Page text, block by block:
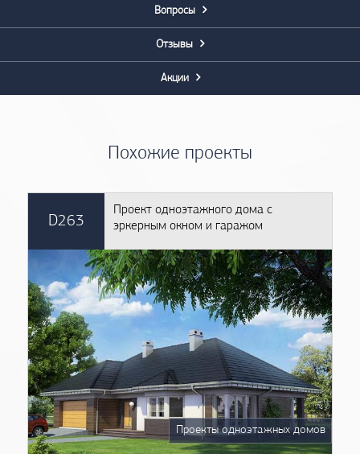
Вопросы
Отзывы
Акции
Похожие проекты
D263
Проект одноэтажного дома с
эркерным окном и гаражом
Проекты одноэтажных домов